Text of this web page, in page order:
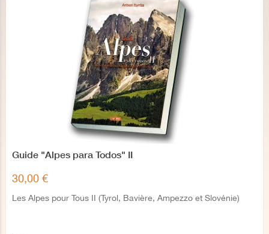
Guide "Alpes para Todos" II
30,00 €
Les Alpes pour Tous II (Tyrol, Bavière, Ampezzo et Slovénie)